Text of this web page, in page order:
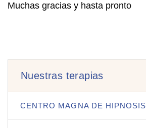
Muchas gracias y hasta pronto
Nuestras terapias
CENTRO MAGNA DE HIPNOSIS